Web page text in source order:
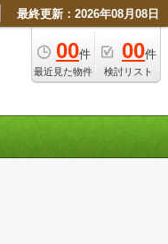
最終更新：2026年08月08日
00件
最近見た物件
00件
検討リスト